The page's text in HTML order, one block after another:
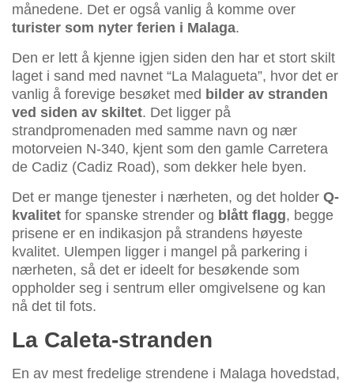
månedene. Det er også vanlig å komme over
turister som nyter ferien i Malaga.
Den er lett å kjenne igjen siden den har et stort skilt
laget i sand med navnet “La Malagueta”, hvor det er
vanlig å forevige besøket med bilder av stranden
ved siden av skiltet. Det ligger på
strandpromenaden med samme navn og nær
motorveien N-340, kjent som den gamle Carretera
de Cadiz (Cadiz Road), som dekker hele byen.
Det er mange tjenester i nærheten, og det holder Q-
kvalitet for spanske strender og blått flagg, begge
prisene er en indikasjon på strandens høyeste
kvalitet. Ulempen ligger i mangel på parkering i
nærheten, så det er ideelt for besøkende som
oppholder seg i sentrum eller omgivelsene og kan
nå det til fots.
La Caleta-stranden
En av mest fredelige strendene i Malaga hovedstad,